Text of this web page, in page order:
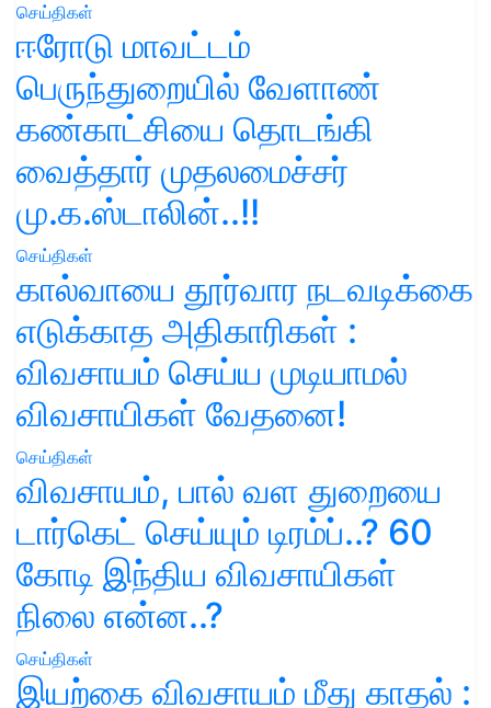
செய்திகள்
ஈரோடு மாவட்டம்
பெருந்துறையில் வேளாண்
கண்காட்சியை தொடங்கி
வைத்தார் முதலமைச்சர்
மு.க.ஸ்டாலின்..!!
செய்திகள்
கால்வாயை தூர்வார நடவடிக்கை
எடுக்காத அதிகாரிகள் :
விவசாயம் செய்ய முடியாமல்
விவசாயிகள் வேதனை!
செய்திகள்
விவசாயம், பால் வள துறையை
டார்கெட் செய்யும் டிரம்ப்..? 60
கோடி இந்திய விவசாயிகள்
நிலை என்ன..?
செய்திகள்
இயற்கை விவசாயம் மீது காதல் :